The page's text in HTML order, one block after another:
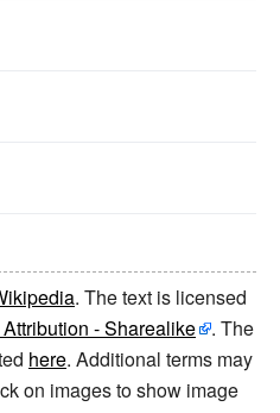
. The text is licensed
- Sharealike
. The
here. Additional terms may
on images to show image